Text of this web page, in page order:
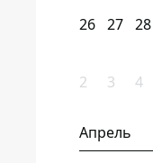
26 27 28
2 3 4
Апрель